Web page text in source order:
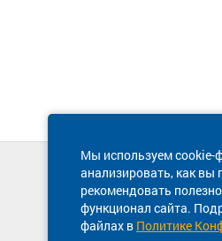
Мы используем cookie-
анализировать, как вы
рекомендовать
функционал сайта.
файлах в Политике
Техническая
8 800